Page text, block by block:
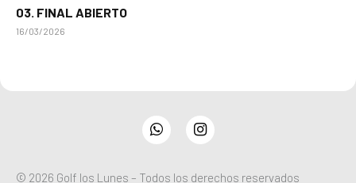
03. FINAL ABIERTO
16/03/2026
WhatsAppInstagram
© 2026 Golf los Lunes – Todos los derechos reservados